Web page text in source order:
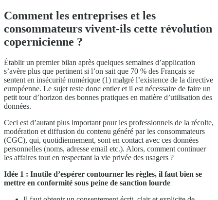
Comment les entreprises et les
consommateurs vivent-ils cette révolution
copernicienne ?
Établir un premier bilan après quelques semaines d’application
s’avère plus que pertinent si l’on sait que 70 % des Français se
sentent en insécurité numérique (1) malgré l’existence de la directive
européenne. Le sujet reste donc entier et il est nécessaire de faire un
petit tour d’horizon des bonnes pratiques en matière d’utilisation des
données.
Ceci est d’autant plus important pour les professionnels de la récolte,
modération et diffusion du contenu généré par les consommateurs
(CGC), qui, quotidiennement, sont en contact avec ces données
personnelles (noms, adresse email etc.). Alors, comment continuer
les affaires tout en respectant la vie privée des usagers ?
Idée 1 : Inutile d’espérer contourner les règles, il faut bien se
mettre en conformité sous peine de sanction lourde